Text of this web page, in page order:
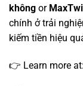
không or
chính ở trải
kiếm tiền hiệu
👉 Learn more at: